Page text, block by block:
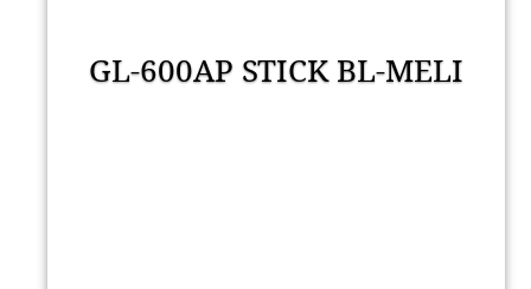
GL-600AP STICK BL-MELI